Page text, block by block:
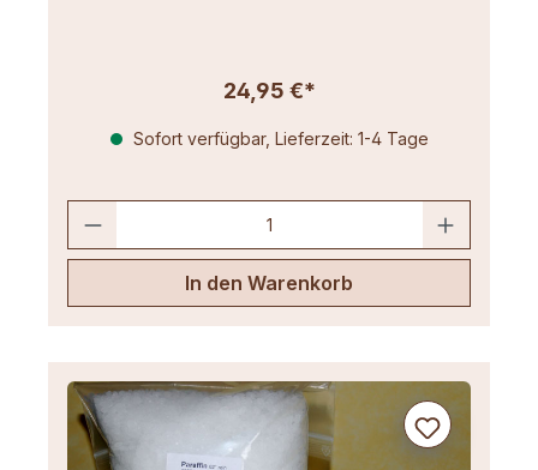
24,95 €*
Sofort verfügbar, Lieferzeit: 1-4 Tage
In den Warenkorb